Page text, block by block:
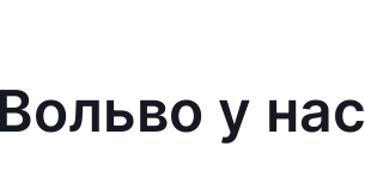
у нас